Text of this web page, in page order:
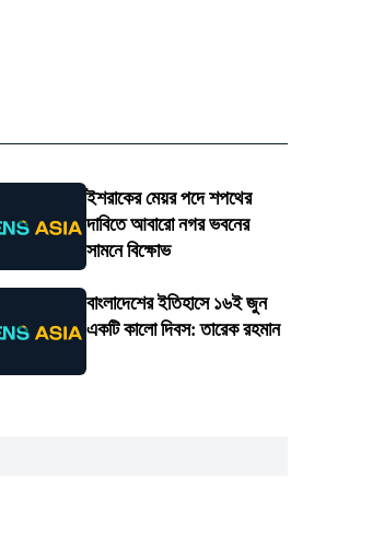
ইশরাকের মেয়র পদে শপথের
দাবিতে আবারো নগর ভবনের
সামনে বিক্ষোভ
বাংলাদেশের ইতিহাসে ১৬ই জুন
একটি কালো দিবস: তারেক রহমান